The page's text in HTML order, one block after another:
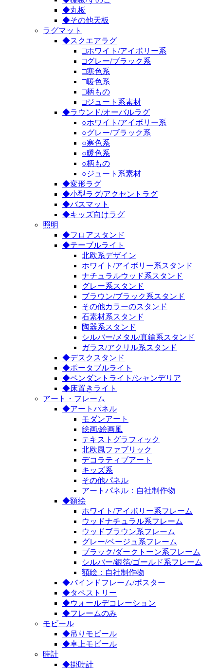
◆丸板
◆その他天板
ラグマット
◆スクエアラグ
□ホワイト/アイボリー系
□グレー/ブラック系
□寒色系
□暖色系
□柄もの
□ジュート系素材
◆ラウンド/オーバルラグ
○ホワイト/アイボリー系
○グレー/ブラック系
○寒色系
○暖色系
○柄もの
○ジュート系素材
◆変形ラグ
◆小型ラグ/アクセントラグ
◆バスマット
◆キッズ向けラグ
照明
◆フロアスタンド
◆テーブルライト
北欧系デザイン
ホワイト/アイボリー系スタンド
ナチュラルウッド系スタンド
グレー系スタンド
ブラウン/ブラック系スタンド
その他カラーのスタンド
石素材系スタンド
陶器系スタンド
シルバー/メタル/真鍮系スタンド
ガラス/アクリル系スタンド
◆デスクスタンド
◆ポータブルライト
◆ペンダントライト/シャンデリア
◆床置きライト
アート・フレーム
◆アートパネル
モダンアート
絵画/絵画風
テキストグラフィック
北欧風ファブリック
デコラティブアート
キッズ系
その他パネル
アートパネル：自社制作物
◆額絵
ホワイト/アイボリー系フレーム
ウッドナチュラル系フレーム
ウッドブラウン系フレーム
グレー/ベージュ系フレーム
ブラック/ダークトーン系フレーム
シルバー/銀箔/ゴールド系フレーム
額絵：自社制作物
◆バインドフレーム/ポスター
◆タペストリー
◆ウォールデコレーション
◆フレームのみ
モビール
◆吊りモビール
◆卓上モビール
時計
◆掛時計